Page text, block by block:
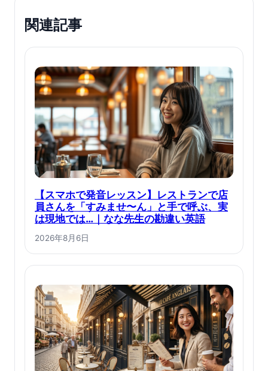
関連記事
【スマホで発音レッスン】レストランで店
員さんを「すみませ〜ん」と手で呼ぶ、実
は現地では…｜なな先生の勘違い英語
2026年8月6日